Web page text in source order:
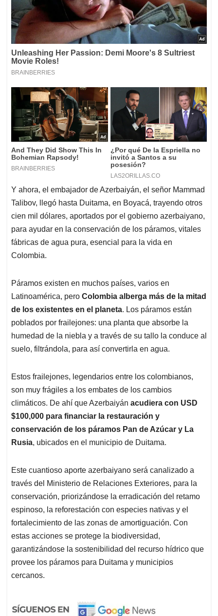
Y ahora, el embajador de Azerbaiyán, el señor Mammad
Talibov, llegó hasta Duitama, en Boyacá, trayendo otros
cien mil dólares, aportados por el gobierno azerbaiyano,
para ayudar en la conservación de los páramos, vitales
fábricas de agua pura, esencial para la vida en
Colombia.
Páramos existen en muchos países, varios en
Latinoamérica, pero Colombia alberga más de la mitad
de los existentes en el planeta. Los páramos están
poblados por frailejones: una planta que absorbe la
humedad de la niebla y a través de su tallo la conduce al
suelo, filtrándola, para así convertirla en agua.
Estos frailejones, legendarios entre los colombianos,
son muy frágiles a los embates de los cambios
climáticos. De ahí que Azerbaiyán acudiera con USD
$100,000 para financiar la restauración y
conservación de los páramos Pan de Azúcar y La
Rusia, ubicados en el municipio de Duitama.
Este cuantioso aporte azerbaiyano será canalizado a
través del Ministerio de Relaciones Exteriores, para la
conservación, priorizándose la erradicación del retamo
espinoso, la reforestación con especies nativas y el
fortalecimiento de las zonas de amortiguación. Con
estas acciones se protege la biodiversidad,
garantizándose la sostenibilidad del recurso hídrico que
provee los páramos para Duitama y municipios
cercanos.